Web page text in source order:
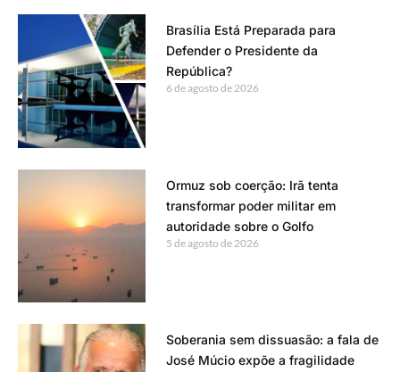
Brasília Está Preparada para
Defender o Presidente da
República?
6 de agosto de 2026
Ormuz sob coerção: Irã tenta
transformar poder militar em
autoridade sobre o Golfo
5 de agosto de 2026
Soberania sem dissuasão: a fala de
José Múcio expõe a fragilidade